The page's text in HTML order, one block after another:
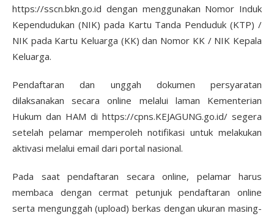
https://sscn.bkn.go.id dengan menggunakan Nomor Induk
Kependudukan (NIK) pada Kartu Tanda Penduduk (KTP) /
NIK pada Kartu Keluarga (KK) dan Nomor KK / NIK Kepala
Keluarga.
Pendaftaran dan unggah dokumen persyaratan
dilaksanakan secara online melalui laman Kementerian
Hukum dan HAM di https://cpns.KEJAGUNG.go.id/ segera
setelah pelamar memperoleh notifikasi untuk melakukan
aktivasi melalui email dari portal nasional.
Pada saat pendaftaran secara online, pelamar harus
membaca dengan cermat petunjuk pendaftaran online
serta mengunggah (upload) berkas dengan ukuran masing-